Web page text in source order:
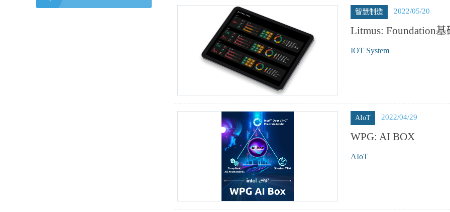
智慧制造 2022/05/20
Litmus: Foundation
IOT System
AIoT 2022/04/29
WPG: AI BOX
AIoT